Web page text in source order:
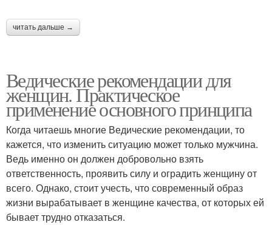
читать дальше →
Ведические рекомендации для
женщин. Практическое
применение основного принципа
Когда читаешь многие Ведические рекомендации, то
кажется, что изменить ситуацию может только мужчина.
Ведь именно он должен добровольно взять
ответственность, проявить силу и оградить женщину от
всего. Однако, стоит учесть, что современный образ
жизни вырабатывает в женщине качества, от которых ей
бывает трудно отказаться.